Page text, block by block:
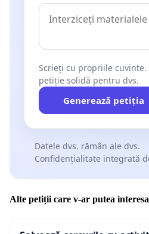
Scrieți cu propriile cuvinte.
petiție solidă pentru dvs.
Generează petiția
Datele dvs. rămân ale dvs.
Confidențialitate integrată
Alte petiții care v-ar putea interesa